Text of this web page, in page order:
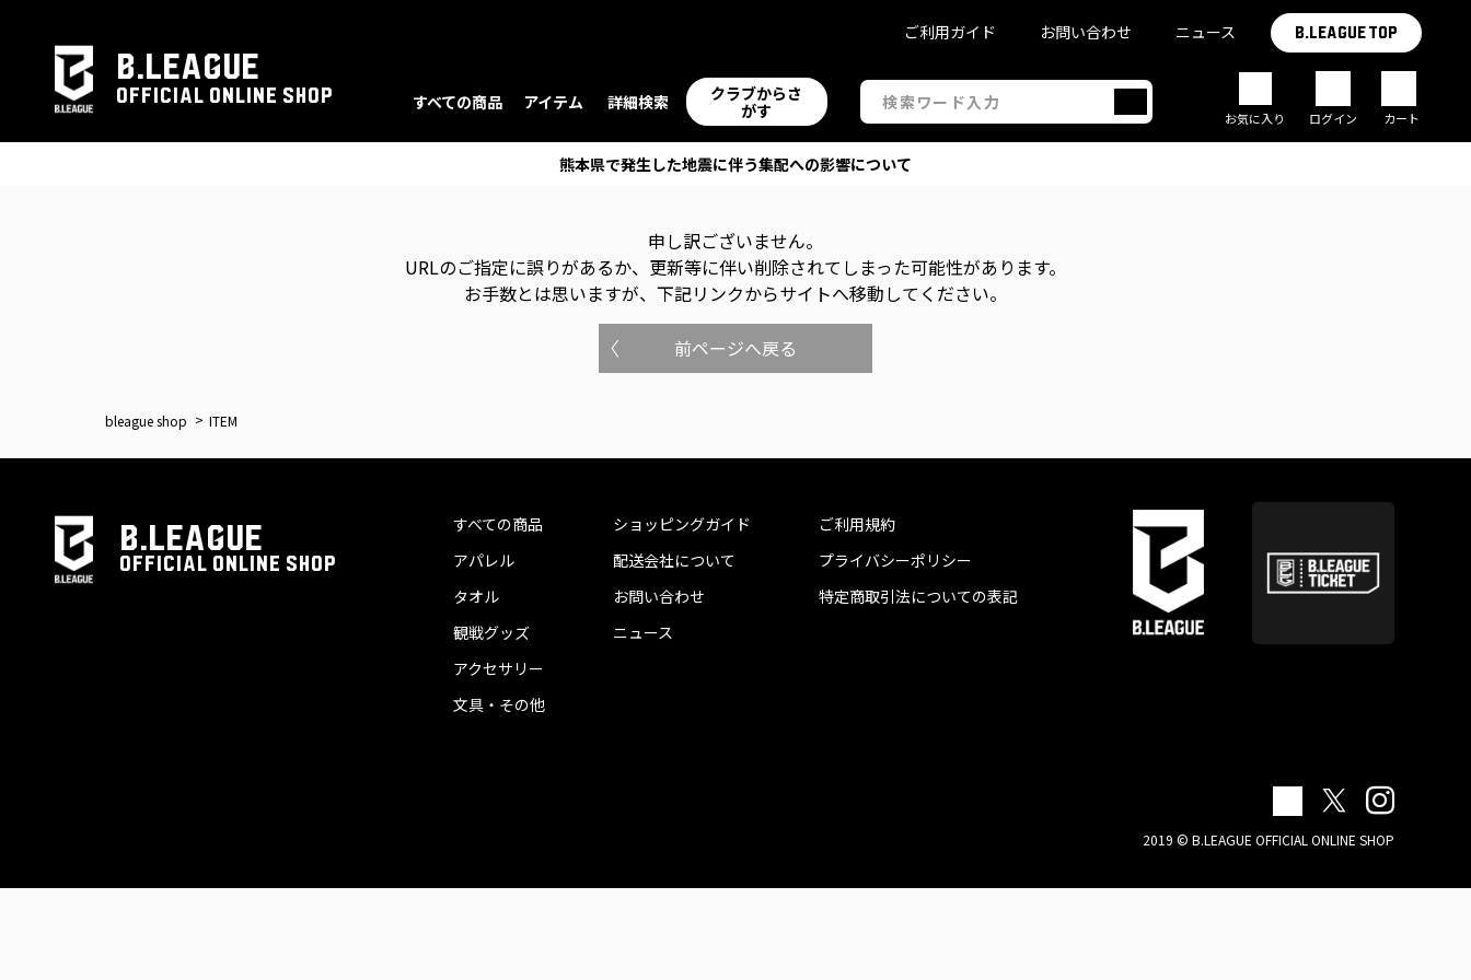
B.LEAGUE
OFFICIAL ONLINE SHOP すべての商品 アイテム 詳細検索
クラブからさ
がす
ご利用ガイド お問い合わせ ニュース B.LEAGUE TOP
お気に入り ログイン カート
熊本県で発生した地震に伴う集配への影響について
申し訳ございません。
URLのご指定に誤りがあるか、更新等に伴い削除されてしまった可能性があります。
お手数とは思いますが、下記リンクからサイトへ移動してください。
前ページへ戻る
bleague shop ITEM
B.LEAGUE
OFFICIAL ONLINE SHOP
すべての商品
アパレル
タオル
観戦グッズ
アクセサリー
文具・その他
ショッピングガイド
配送会社について
お問い合わせ
ニュース
ご利用規約
プライバシーポリシー
特定商取引法についての表記
2019 © B.LEAGUE OFFICIAL ONLINE SHOP